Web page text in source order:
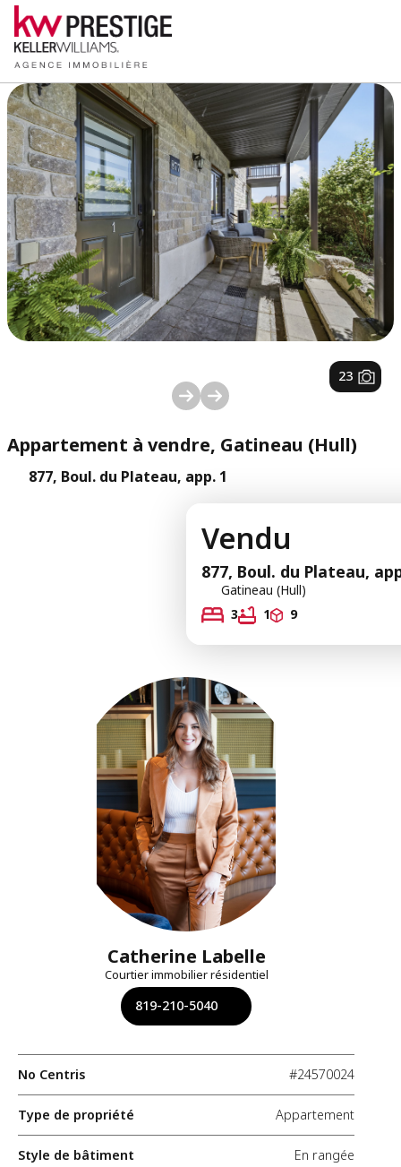
1/ 23
Appartement à vendre, Gatineau (Hull)
877, Boul. du Plateau, app. 1
Vendu
877, Boul. du Plateau,
Gatineau (Hull)
3
1 9
Catherine Labelle
Courtier immobilier résidentiel
819-210-5040
No Centris #24570024
Type de propriété Appartement
Style de bâtiment En rangée